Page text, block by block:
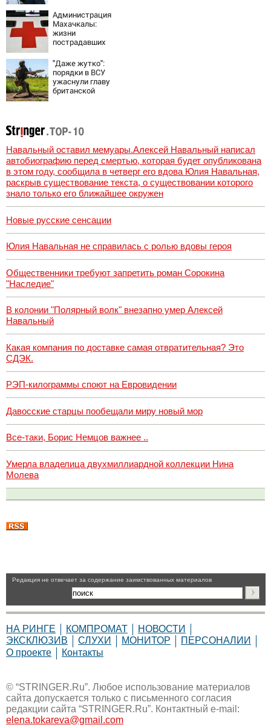
бездействие
против Трампа
Администрация
Махачкалы:
жизни
пострадавших
лифта ничто не
угрожает
"Даже жутко":
порядки в ВСУ
ужаснули главу
британской
Навальный оставил мемуары.Алексей Навальный написал
автобиографию перед смертью, которая будет опубликована
в этом году, сообщила в четверг его вдова Юлия Навальная,
раскрыв существование текста, о существовании которого
знало только его ближайшее окружен
Новые русские сенсации
Юлия Навальная не справилась с ролью вдовы героя
Общественники требуют запретить роман Сорокина
"Наследие"
В колонии "Полярный волк" внезапно умер Алексей
Навальный
Какая компания по доставке самая отвратительная? Это
СДЭК.
РЭП-килограммы споют на Евровидении
Давосские старцы пообещали миру новый мор
Все-таки, Борис Немцов важнее ..
Умерла владелица двухмиллиардной коллекции Нина
Молева
Pедакция не отвечает за содержание заимствованных материалов
НА РИНГЕ КОМПРОМАТ
НОВОСТИ
ЭКСКЛЮЗИВ
СЛУХИ МОНИТОР
ПЕРСОНАЛИИ
О проекте
Контакты
© “STRINGER.Ru”. Любое использование материалов
сайта допускается только с письменного согласия
редакции сайта “STRINGER.Ru”. Контактный e-mail:
elena.tokareva@gmail.com